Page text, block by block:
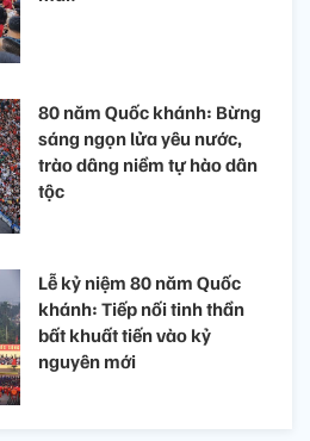
80 năm Quốc khánh: Bừng
sáng ngọn lửa yêu nước,
trào dâng niềm tự hào dân
tộc
Lễ kỷ niệm 80 năm Quốc
khánh: Tiếp nối tinh thần
bất khuất tiến vào kỷ
nguyên mới